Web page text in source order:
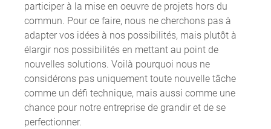
participer à la mise en oeuvre de projets hors du
commun. Pour ce faire, nous ne cherchons pas à
adapter vos idées à nos possibilités, mais plutôt à
élargir nos possibilités en mettant au point de
nouvelles solutions. Voilà pourquoi nous ne
considérons pas uniquement toute nouvelle tâche
comme un défi technique, mais aussi comme une
chance pour notre entreprise de grandir et de se
perfectionner.